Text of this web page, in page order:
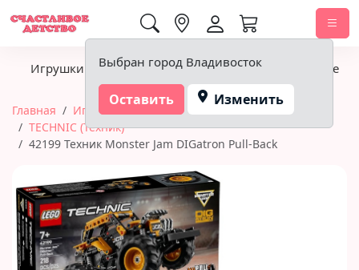
Выбран город Владивосток
Оставить Изменить
Игрушки Детское питание Подгузники, гигиена
Главная Игрушки Конструкторы
TECHNIC (Техник)
42199 Техник Monster Jam DIGatron Pull-Back